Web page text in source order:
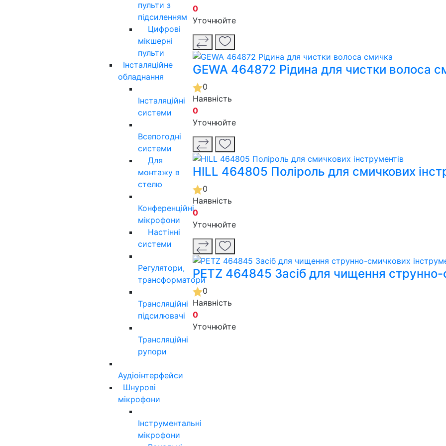
пульти з
підсиленням
Цифрові
мікшерні
пульти
Інсталяційне
обладнання
Інсталяційні
системи
Всепогодні
системи
Для
монтажу в
стелю
Конференційні
мікрофони
Настінні
системи
Регулятори,
трансформатори
Трансляційні
підсилювачі
Трансляційні
рупори
Аудіоінтерфейси
Шнурові
мікрофони
Інструментальні
мікрофони
0
Уточнюйте
GEWA 464872 Рідина для чистки волоса
0
Наявність
0
Уточнюйте
HILL 464805 Поліроль для смичкових
0
Наявність
0
Уточнюйте
PETZ 464845 Засіб для чищення струнно-
0
Наявність
0
Уточнюйте